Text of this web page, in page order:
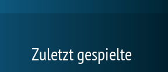
Zuletzt gespielte